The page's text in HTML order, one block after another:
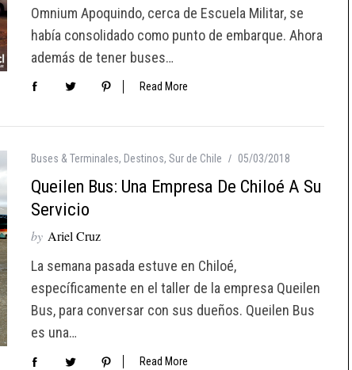
Omnium Apoquindo, cerca de Escuela Militar, se
había consolidado como punto de embarque. Ahora
además de tener buses…
Read More
Buses & Terminales, Destinos, Sur de Chile 05/03/2018
Queilen Bus: Una Empresa De Chiloé A Su
Servicio
by Ariel Cruz
La semana pasada estuve en Chiloé,
específicamente en el taller de la empresa Queilen
Bus, para conversar con sus dueños. Queilen Bus
es una…
Read More